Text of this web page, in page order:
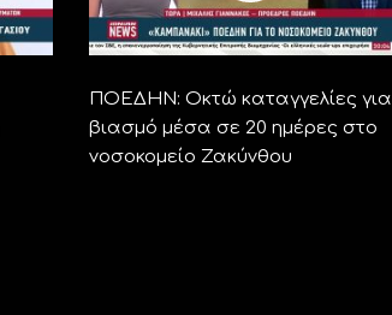
ΠΟΕΔΗΝ: Οκτώ καταγγελίες για
βιασμό μέσα σε 20 ημέρες στο
νοσοκομείο Ζακύνθου